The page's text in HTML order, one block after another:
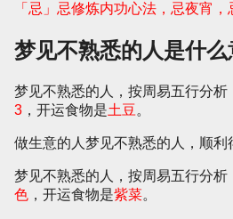
「忌」忌修炼内功心法，忌夜宵，
梦见不熟悉的人是什么
梦见不熟悉的人，按周易五行分析
3 ，开运食物是土豆。
做生意的人梦见不熟悉的人，顺利
梦见不熟悉的人，按周易五行分析
色 ，开运食物是紫菜。